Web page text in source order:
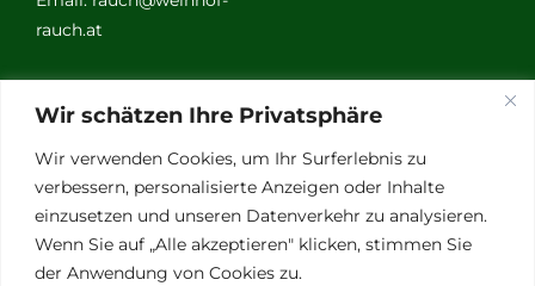
Wir schätzen Ihre Privatsphäre
Wir verwenden Cookies, um Ihr Surferlebnis zu
verbessern, personalisierte Anzeigen oder Inhalte
einzusetzen und unseren Datenverkehr zu analysieren.
Wenn Sie auf „Alle akzeptieren" klicken, stimmen Sie
der Anwendung von Cookies zu.
rauch.at
Weitere
Links
Vino Vitalis
Ottersbachtal
Partnerbetriebe